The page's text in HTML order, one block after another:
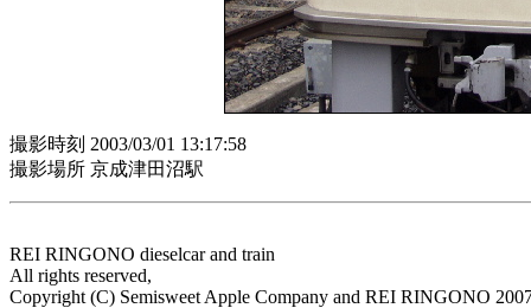
撮影時刻 2003/03/01 13:17:58
撮影場所 京成津田沼駅
REI RINGONO dieselcar and train
All rights reserved,
Copyright (C) Semisweet Apple Company and REI RINGONO